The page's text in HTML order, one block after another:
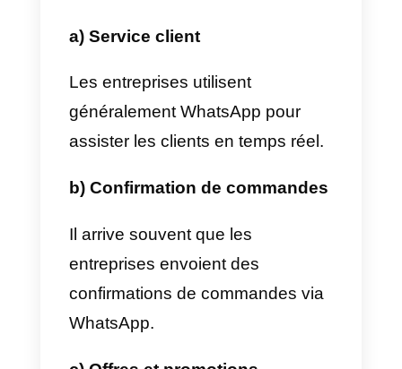
efficiente avec leurs clients
WhatsApp
. Celles-ci utilisent
WhatsApp pour envoyer et
recevoir des messages texte,
audios, vidéos ou sous forme de
entrepreneurs et les sociétés de
tout bord peuvent communiquer
rapidement et en toute sécurité
avec les clients. Ces